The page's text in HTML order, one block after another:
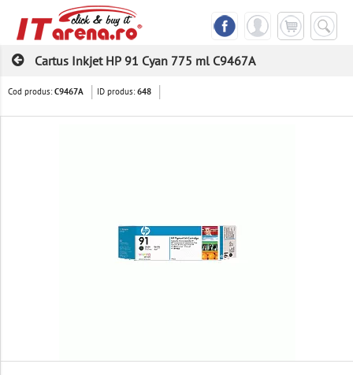
Cartus Inkjet HP 91 Cyan 775 ml C9467A
Cod produs:C9467A ID produs:648